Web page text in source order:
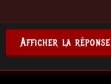
Afficher la réponse